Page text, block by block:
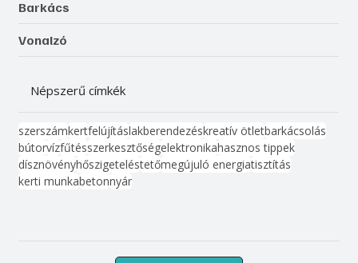
Barkács
Vonalzó
Népszerű címkék
szerszámkertfelújításlakberendezéskreatív ötletbarkácsolás
bútorvízfűtésszerkesztőségelektronikahasznos tippek
dísznövényhőszigeteléstetőmegújuló energiatisztítás
kerti munkabetonnyár